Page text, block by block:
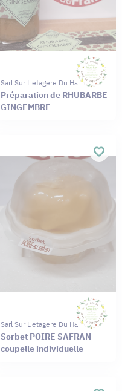
Sarl Sur L'etagere Du Haut
Préparation de RHUBARBE
GINGEMBRE
Sarl Sur L'etagere Du Haut
Sorbet POIRE SAFRAN
coupelle individuelle